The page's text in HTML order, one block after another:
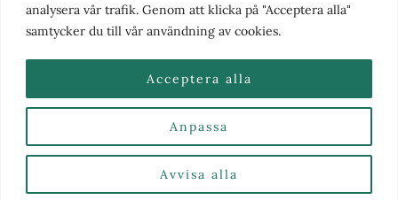
analysera vår trafik. Genom att klicka på "Acceptera alla"
samtycker du till vår användning av cookies.
Anpassa
Avvisa alla
Acceptera alla
berättelser och engagemang. KalmarPosten grundades 1988 och
fick nya ägare 2025.
Nyhetstips eller frågor?Kontakta oss
2026 | Kalmarposten.se |Se alla Kategorier & Ämnen
här